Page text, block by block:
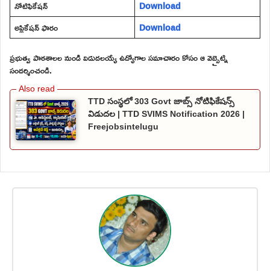
నోటిఫికేషన్
Download
అప్లికేషన్ ఫారం
Download
ప్రభుత్వ పాఠశాలల నుండి విడుదలయ్యే ఉద్యోగాల సమాచారం కోసం ఆ వెబ్సైట్ని
సందర్శించండి.
TTD సంస్థలో 303 Govt జాబ్స్ నోటిఫికేషన్స్
విడుదల | TTD SVIMS Notification 2026 |
Freejobsintelugu